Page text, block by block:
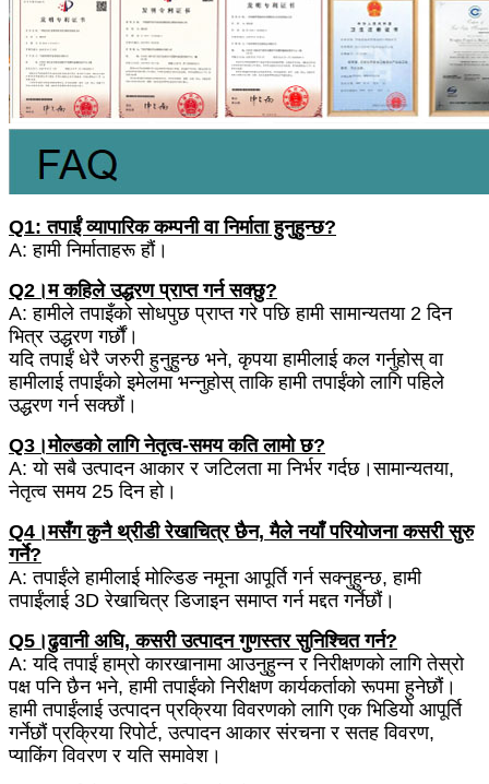
Q1: तपाईं व्यापारिक कम्पनी वा निर्माता हुनुहुन्छ?
A: हामी निर्माताहरू हौं।
Q2।म कहिले उद्धरण प्राप्त गर्न सक्छु?
A: हामीले तपाइँको सोधपुछ प्राप्त गरे पछि हामी सामान्यतया 2 दिन
भित्र उद्धरण गर्छौं।
यदि तपाईं धेरै जरुरी हुनुहुन्छ भने, कृपया हामीलाई कल गर्नुहोस् वा
हामीलाई तपाईंको इमेलमा भन्नुहोस् ताकि हामी तपाईंको लागि पहिले
उद्धरण गर्न सक्छौं।
Q3।मोल्डको लागि नेतृत्व-समय कति लामो छ?
A: यो सबै उत्पादन आकार र जटिलता मा निर्भर गर्दछ।सामान्यतया,
नेतृत्व समय 25 दिन हो।
Q4।मसँग कुनै थ्रीडी रेखाचित्र छैन, मैले नयाँ परियोजना कसरी सुरु
गर्ने?
A: तपाईंले हामीलाई मोल्डिङ नमूना आपूर्ति गर्न सक्नुहुन्छ, हामी
तपाईंलाई 3D रेखाचित्र डिजाइन समाप्त गर्न मद्दत गर्नेछौं।
Q5।ढुवानी अघि, कसरी उत्पादन गुणस्तर सुनिश्चित गर्न?
A: यदि तपाईं हाम्रो कारखानामा आउनुहुन्न र निरीक्षणको लागि तेस्रो
पक्ष पनि छैन भने, हामी तपाईंको निरीक्षण कार्यकर्ताको रूपमा हुनेछौं।
हामी तपाईंलाई उत्पादन प्रक्रिया विवरणको लागि एक भिडियो आपूर्ति
गर्नेछौं प्रक्रिया रिपोर्ट, उत्पादन आकार संरचना र सतह विवरण,
प्याकिंग विवरण र यति समावेश।